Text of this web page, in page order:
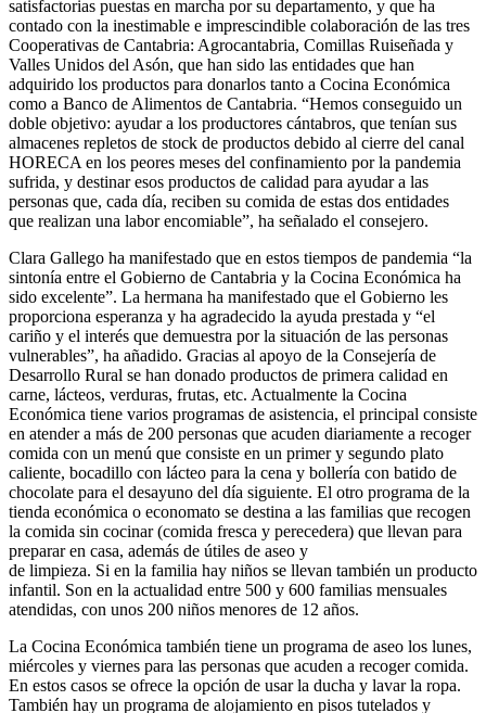
satisfactorias puestas en marcha por su departamento, y que ha
contado con la inestimable e imprescindible colaboración de las tres
Cooperativas de Cantabria: Agrocantabria, Comillas Ruiseñada y
Valles Unidos del Asón, que han sido las entidades que han
adquirido los productos para donarlos tanto a Cocina Económica
como a Banco de Alimentos de Cantabria. “Hemos conseguido un
doble objetivo: ayudar a los productores cántabros, que tenían sus
almacenes repletos de stock de productos debido al cierre del canal
HORECA en los peores meses del confinamiento por la pandemia
sufrida, y destinar esos productos de calidad para ayudar a las
personas que, cada día, reciben su comida de estas dos entidades
que realizan una labor encomiable”, ha señalado el consejero.
Clara Gallego ha manifestado que en estos tiempos de pandemia “la
sintonía entre el Gobierno de Cantabria y la Cocina Económica ha
sido excelente”. La hermana ha manifestado que el Gobierno les
proporciona esperanza y ha agradecido la ayuda prestada y “el
cariño y el interés que demuestra por la situación de las personas
vulnerables”, ha añadido. Gracias al apoyo de la Consejería de
Desarrollo Rural se han donado productos de primera calidad en
carne, lácteos, verduras, frutas, etc. Actualmente la Cocina
Económica tiene varios programas de asistencia, el principal consiste
en atender a más de 200 personas que acuden diariamente a recoger
comida con un menú que consiste en un primer y segundo plato
caliente, bocadillo con lácteo para la cena y bollería con batido de
chocolate para el desayuno del día siguiente. El otro programa de la
tienda económica o economato se destina a las familias que recogen
la comida sin cocinar (comida fresca y perecedera) que llevan para
preparar en casa, además de útiles de aseo y
de limpieza. Si en la familia hay niños se llevan también un producto
infantil. Son en la actualidad entre 500 y 600 familias mensuales
atendidas, con unos 200 niños menores de 12 años.
La Cocina Económica también tiene un programa de aseo los lunes,
miércoles y viernes para las personas que acuden a recoger comida.
En estos casos se ofrece la opción de usar la ducha y lavar la ropa.
También hay un programa de alojamiento en pisos tutelados y